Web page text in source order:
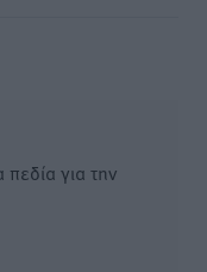
για την